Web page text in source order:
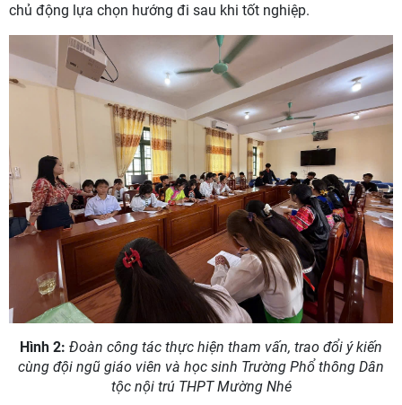
chủ động lựa chọn hướng đi sau khi tốt nghiệp.
Hình 2: Đoàn công tác thực hiện tham vấn, trao đổi ý kiến
cùng đội ngũ giáo viên và học sinh Trường Phổ thông Dân
tộc nội trú THPT Mường Nhé